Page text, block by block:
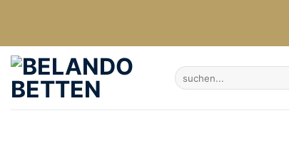
springen
Suchen
nach: